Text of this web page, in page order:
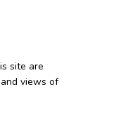
site are
views of